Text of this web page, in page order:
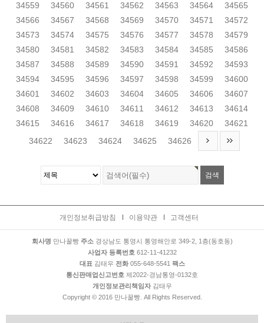
34559
34560 34561 34562 34563 34564
34565
34566
34567 34568 34569 34570 34571
34572
34573
34574 34575 34576 34577 34578
34579
34580
34581 34582 34583 34584 34585
34586
34587
34588 34589 34590 34591 34592
34593
34594
34595 34596 34597 34598 34599
34600
34601
34602 34603 34604 34605 34606
34607
34608
34609 34610 34611 34612 34613
34614
34615
34616 34617 34618 34619 34620
34621
34622
34623 34624 34625 34626
개인정보취급방침 이용약관 고객센터
회사명 만나꿀빵 주소경상남도 통영시 통영해안로 349-2, 1층(동호동)
사업자 등록번호 612-11-41232
대표 김태우 전화 055-648-5541 팩스
통신판매업신고번호 제2022-경남통영-0132호
개인정보관리책임자김태우
Copyright © 2016 만나꿀빵. All Rights Reserved.